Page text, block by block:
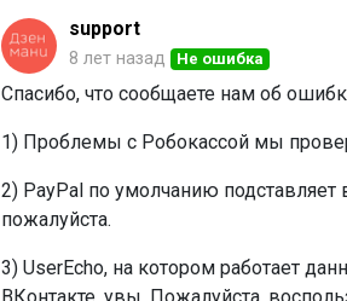
support
8 лет назад Не ошибка
Спасибо, что сообщаете нам об
1) Проблемы с Робокассой мы
2) PayPal по умолчанию
пожалуйста.
3) UserEcho, на котором работает